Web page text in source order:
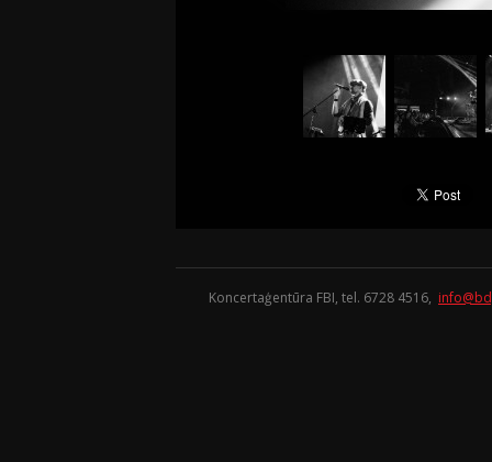
Koncertaģentūra FBI, tel. 6728 4516,